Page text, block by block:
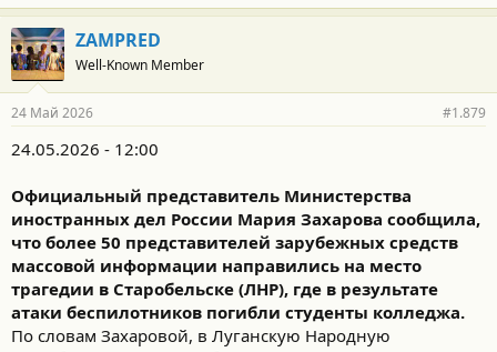
ZAMPRED
Well-Known Member
24 Май 2026 #1.879
24.05.2026 - 12:00
Официальный представитель Министерства
иностранных дел России Мария Захарова сообщила,
что более 50 представителей зарубежных средств
массовой информации направились на место
трагедии в Старобельске (ЛНР), где в результате
атаки беспилотников погибли студенты колледжа.
По словам Захаровой, в Луганскую Народную